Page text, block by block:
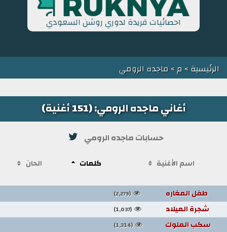
احصائيات فريدة لدوري روشن السعودي
الرئيسية> م> ماجده الرومي
أغاني ماجده الرومي: (151 أغنية)
حسابات ماجده الرومي
اسم الأغنية كلمات الحان
طفل المغاره (2,279)
شجرة الميلاد (1,037)
سكب الملوك (1,314)